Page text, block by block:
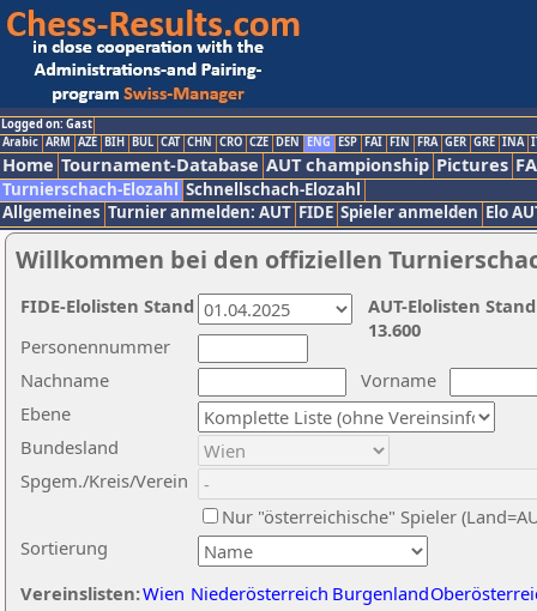
Logged on: Gast
Arabic ARM AZE BIH BUL CAT CHN CRO CZE DEN ENG ESP FAI FIN FRA GER GRE INA
Home Tournament-Database AUT championship Pictures
Turnierschach-Elozahl Schnellschach-Elozahl
Allgemeines Turnier anmelden: AUT FIDE Spieler anmelden Elo
Willkommen bei den offiziellen
Nachname
Vorname
Ebene
Sortierung
Personennummer
Bundesland
Spgem./Kreis/Verein
Nur "österreichische" Spieler
Vereinslisten:Wien Niederösterreich Burgenland
AUT-Elolisten
13.600
FIDE-Elolisten Stand